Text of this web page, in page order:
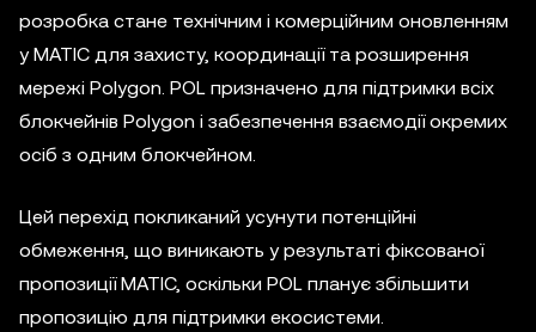
розробка стане технічним і комерційним оновленням
у MATIC для захисту, координації та розширення
мережі Polygon. POL призначено для підтримки всіх
блокчейнів Polygon і забезпечення взаємодії окремих
осіб з одним блокчейном.
Цей перехід покликаний усунути потенційні
обмеження, що виникають у результаті фіксованої
пропозиції MATIC, оскільки POL планує збільшити
пропозицію для підтримки екосистеми.